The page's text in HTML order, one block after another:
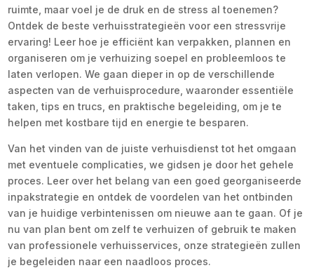
ruimte, maar voel je de druk en de stress al toenemen?
Ontdek de beste verhuisstrategieën voor een stressvrije
ervaring! Leer hoe je efficiënt kan verpakken, plannen en
organiseren om je verhuizing soepel en probleemloos te
laten verlopen. We gaan dieper in op de verschillende
aspecten van de verhuisprocedure, waaronder essentiële
taken, tips en trucs, en praktische begeleiding, om je te
helpen met kostbare tijd en energie te besparen.
Van het vinden van de juiste verhuisdienst tot het omgaan
met eventuele complicaties, we gidsen je door het gehele
proces. Leer over het belang van een goed georganiseerde
inpakstrategie en ontdek de voordelen van het ontbinden
van je huidige verbintenissen om nieuwe aan te gaan. Of je
nu van plan bent om zelf te verhuizen of gebruik te maken
van professionele verhuisservices, onze strategieën zullen
je begeleiden naar een naadloos proces.